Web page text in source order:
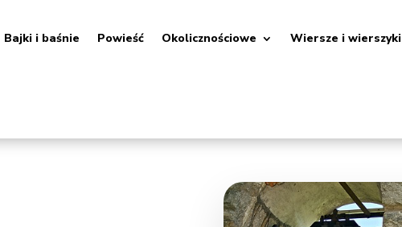
Bajki i baśnie Powieść Okolicznościowe Wiersze i wierszyki